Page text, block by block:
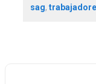
sag,